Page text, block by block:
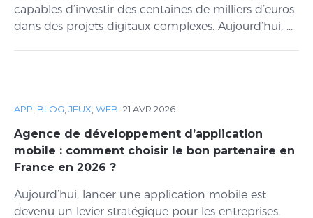
capables d’investir des centaines de milliers d’euros
dans des projets digitaux complexes. Aujourd’hui, ...
APP BLOG JEUX WEB ·21 AVR 2026
Agence de développement d’application
mobile : comment choisir le bon partenaire en
France en 2026 ?
Aujourd’hui, lancer une application mobile est
devenu un levier stratégique pour les entreprises.